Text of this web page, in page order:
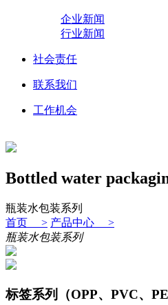
企业新闻
行业新闻
社会责任
联系我们
工作机会
Bottled water
瓶装水包装系列
首页 > 产品中心 >
瓶装水包装系列
标签系列（OPP、PVC、